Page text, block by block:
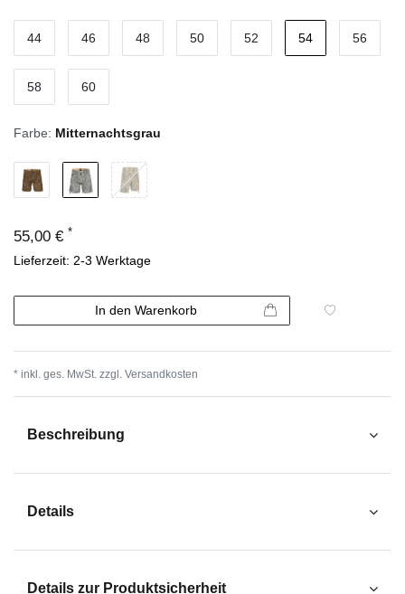
44 46 48 50 52 54 56
58 60
Farbe: Mitternachtsgrau
55,00 € *
Lieferzeit: 2-3 Werktage
In den Warenkorb
* inkl. ges. MwSt. zzgl. Versandkosten
Beschreibung
Details
Details zur Produktsicherheit